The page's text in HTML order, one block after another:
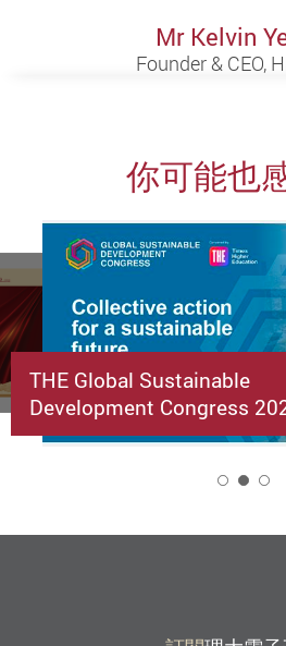
Mr Kelvin
Founder & CEO,
你可能也
THE Global Sustainable
Development Congress